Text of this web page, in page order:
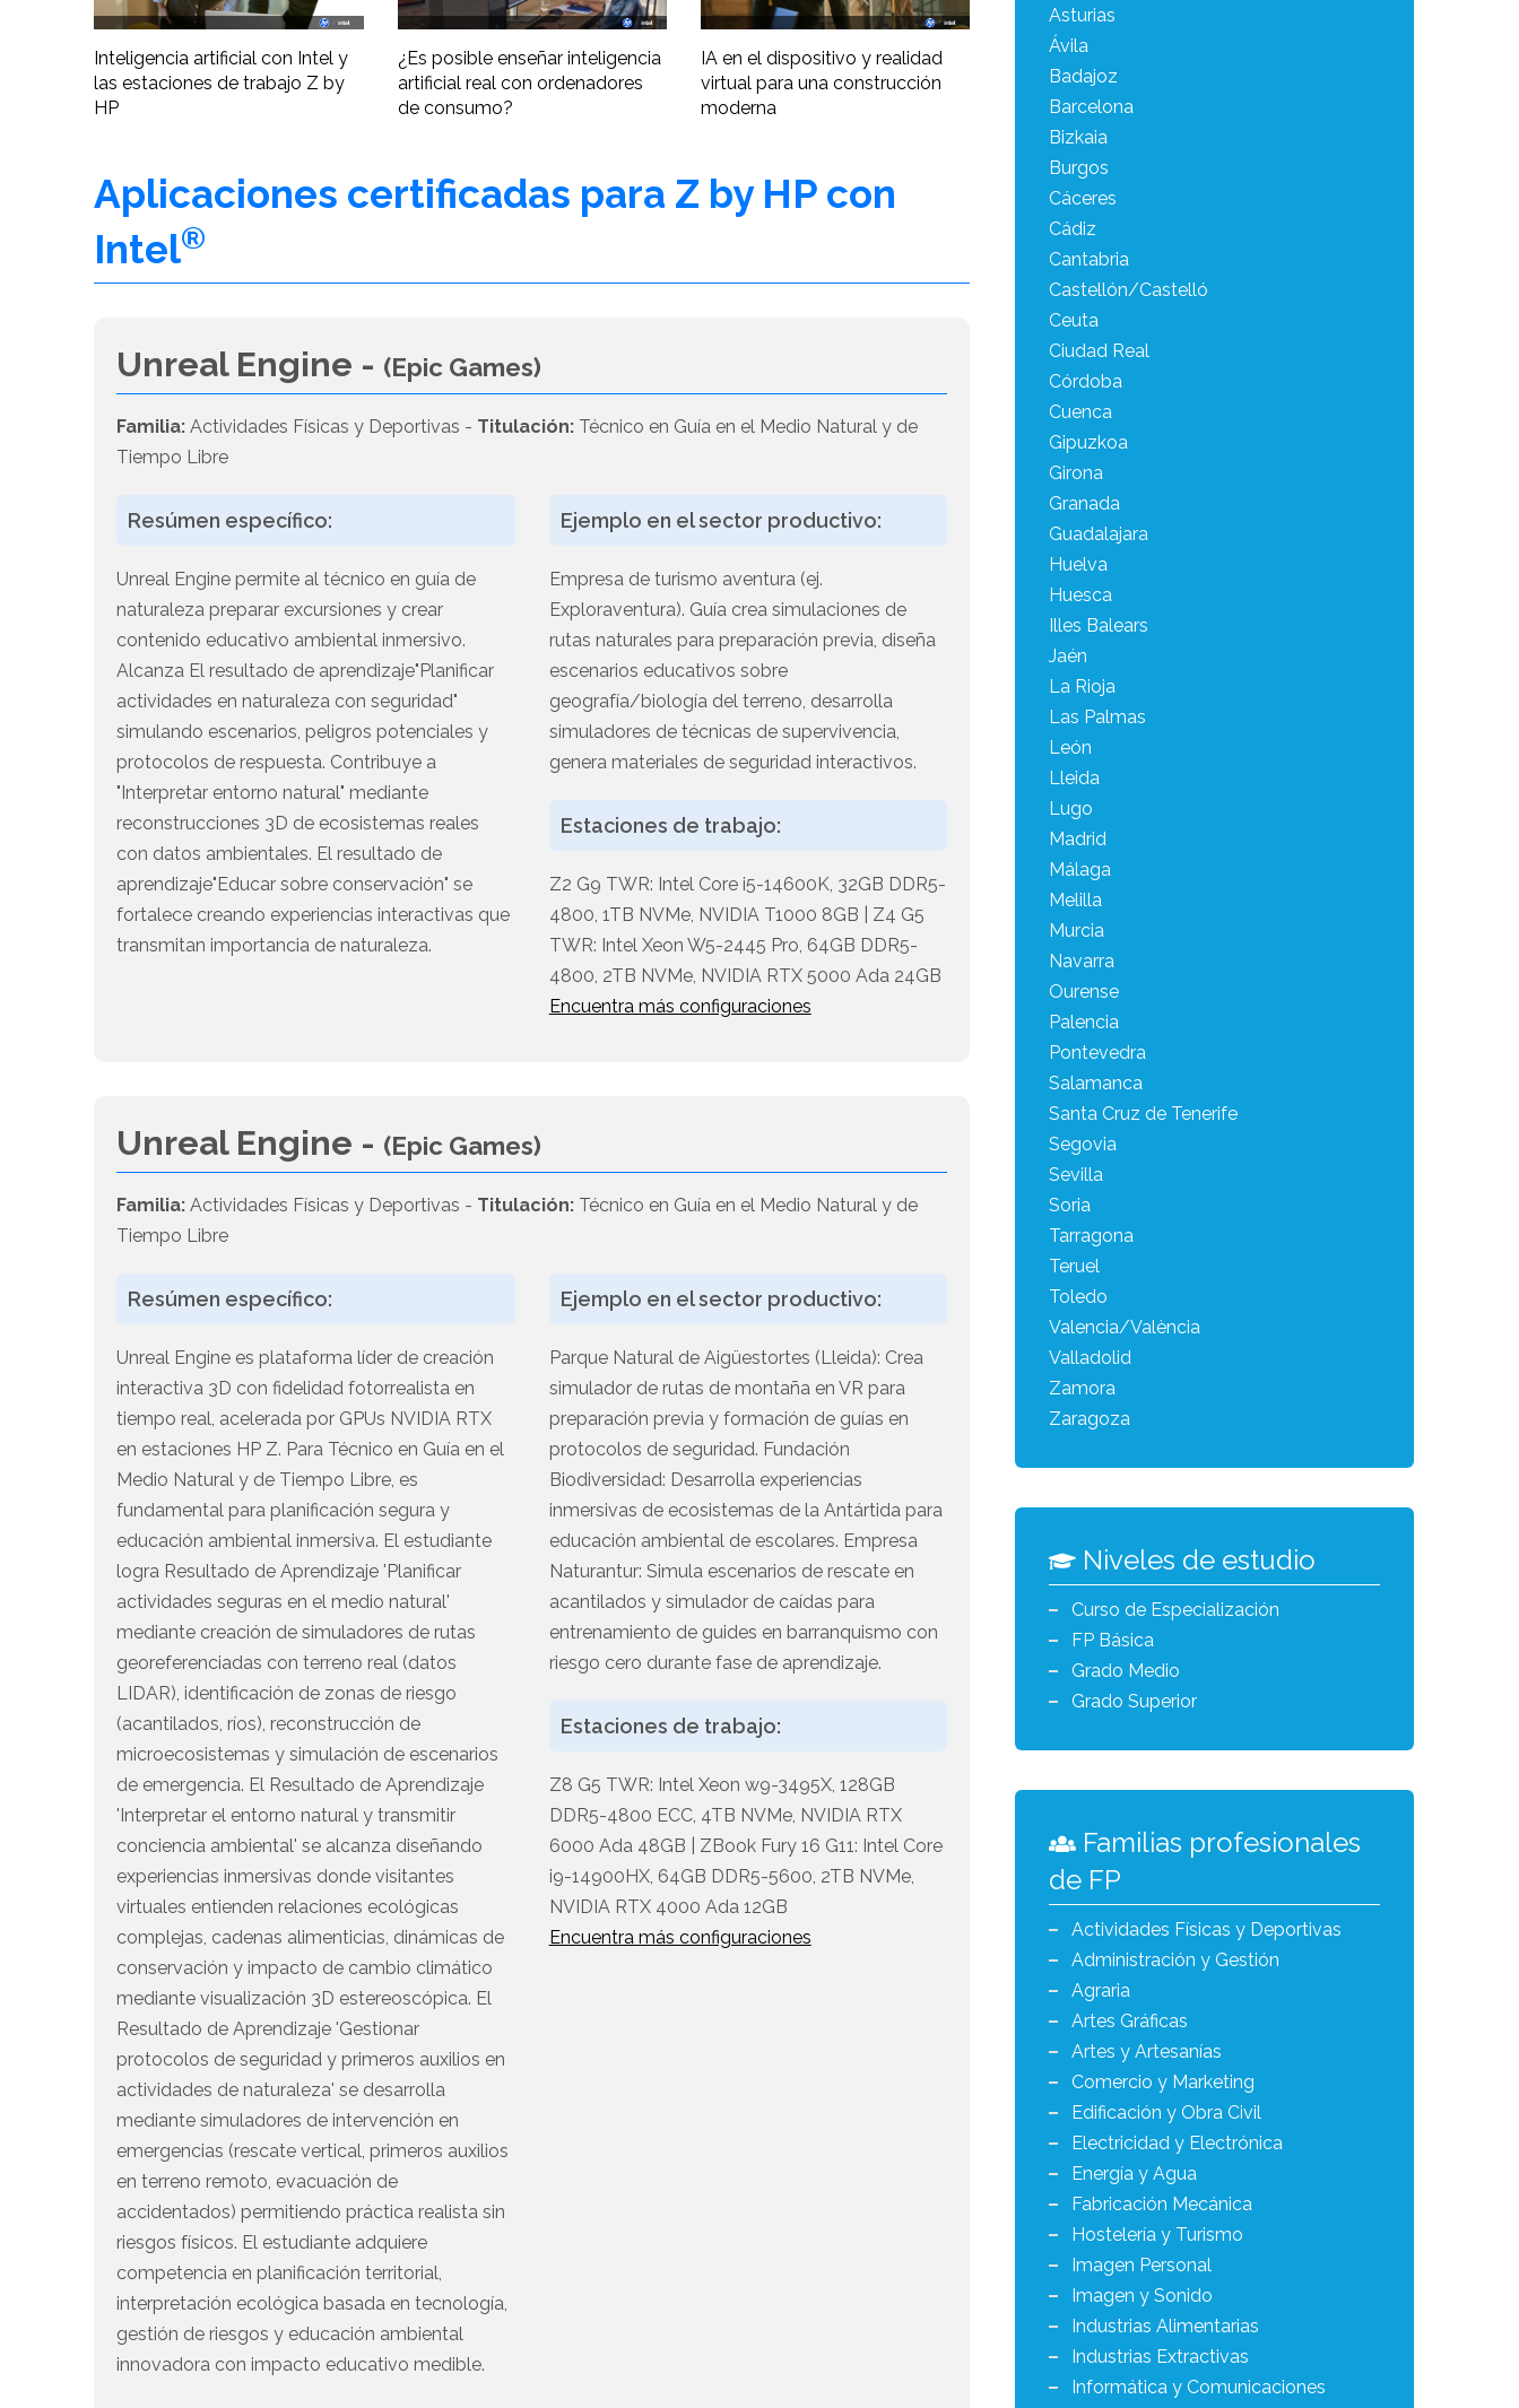
Inteligencia artificial con Intel y
las estaciones de trabajo Z by
HP
¿Es posible enseñar inteligencia
artificial real con ordenadores
de consumo?
IA en el dispositivo y realidad
virtual para una construcción
moderna
Aplicaciones certificadas para Z by HP con
Intel®
Unreal Engine - (Epic Games)
Familia: Actividades Físicas y Deportivas - Titulación: Técnico en Guía en el Medio Natural y de
Tiempo Libre
Resúmen específico:
Unreal Engine permite al técnico en guía de
naturaleza preparar excursiones y crear
contenido educativo ambiental inmersivo.
Alcanza El resultado de aprendizaje"Planificar
actividades en naturaleza con seguridad"
simulando escenarios, peligros potenciales y
protocolos de respuesta. Contribuye a
"Interpretar entorno natural" mediante
reconstrucciones 3D de ecosistemas reales
con datos ambientales. El resultado de
aprendizaje"Educar sobre conservación" se
fortalece creando experiencias interactivas que
transmitan importancia de naturaleza.
Ejemplo en el sector productivo:
Empresa de turismo aventura (ej.
Exploraventura). Guía crea simulaciones de
rutas naturales para preparación previa, diseña
escenarios educativos sobre
geografía/biología del terreno, desarrolla
simuladores de técnicas de supervivencia,
genera materiales de seguridad interactivos.
Estaciones de trabajo:
Z2 G9 TWR: Intel Core i5-14600K, 32GB DDR5-
4800, 1TB NVMe, NVIDIA T1000 8GB | Z4 G5
TWR: Intel Xeon W5-2445 Pro, 64GB DDR5-
4800, 2TB NVMe, NVIDIA RTX 5000 Ada 24GB
Encuentra más configuraciones
Unreal Engine - (Epic Games)
Familia: Actividades Físicas y Deportivas - Titulación: Técnico en Guía en el Medio Natural y de
Tiempo Libre
Resúmen específico:
Unreal Engine es plataforma líder de creación
interactiva 3D con fidelidad fotorrealista en
tiempo real, acelerada por GPUs NVIDIA RTX
en estaciones HP Z. Para Técnico en Guía en el
Medio Natural y de Tiempo Libre, es
fundamental para planificación segura y
educación ambiental inmersiva. El estudiante
logra Resultado de Aprendizaje 'Planificar
actividades seguras en el medio natural'
mediante creación de simuladores de rutas
georeferenciadas con terreno real (datos
LIDAR), identificación de zonas de riesgo
(acantilados, ríos), reconstrucción de
microecosistemas y simulación de escenarios
de emergencia. El Resultado de Aprendizaje
'Interpretar el entorno natural y transmitir
conciencia ambiental' se alcanza diseñando
experiencias inmersivas donde visitantes
virtuales entienden relaciones ecológicas
complejas, cadenas alimenticias, dinámicas de
conservación y impacto de cambio climático
mediante visualización 3D estereoscópica. El
Resultado de Aprendizaje 'Gestionar
protocolos de seguridad y primeros auxilios en
actividades de naturaleza' se desarrolla
mediante simuladores de intervención en
emergencias (rescate vertical, primeros auxilios
en terreno remoto, evacuación de
accidentados) permitiendo práctica realista sin
riesgos físicos. El estudiante adquiere
competencia en planificación territorial,
interpretación ecológica basada en tecnología,
gestión de riesgos y educación ambiental
innovadora con impacto educativo medible.
Ejemplo en el sector productivo:
Parque Natural de Aigüestortes (Lleida): Crea
simulador de rutas de montaña en VR para
preparación previa y formación de guías en
protocolos de seguridad. Fundación
Biodiversidad: Desarrolla experiencias
inmersivas de ecosistemas de la Antártida para
educación ambiental de escolares. Empresa
Naturantur: Simula escenarios de rescate en
acantilados y simulador de caídas para
entrenamiento de guides en barranquismo con
riesgo cero durante fase de aprendizaje.
Estaciones de trabajo:
Z8 G5 TWR: Intel Xeon w9-3495X, 128GB
DDR5-4800 ECC, 4TB NVMe, NVIDIA RTX
6000 Ada 48GB | ZBook Fury 16 G11: Intel Core
i9-14900HX, 64GB DDR5-5600, 2TB NVMe,
NVIDIA RTX 4000 Ada 12GB
Encuentra más configuraciones
Asturias
Ávila
Badajoz
Barcelona
Bizkaia
Burgos
Cáceres
Cádiz
Cantabria
Castellón/Castelló
Ceuta
Ciudad Real
Córdoba
Cuenca
Gipuzkoa
Girona
Granada
Guadalajara
Huelva
Huesca
Illes Balears
Jaén
La Rioja
Las Palmas
León
Lleida
Lugo
Madrid
Málaga
Melilla
Murcia
Navarra
Ourense
Palencia
Pontevedra
Salamanca
Santa Cruz de Tenerife
Segovia
Sevilla
Soria
Tarragona
Teruel
Toledo
Valencia/València
Valladolid
Zamora
Zaragoza
Niveles de estudio
Curso de Especialización
FP Básica
Grado Medio
Grado Superior
Familias profesionales
de FP
Actividades Físicas y Deportivas
Administración y Gestión
Agraria
Artes Gráficas
Artes y Artesanías
Comercio y Marketing
Edificación y Obra Civil
Electricidad y Electrónica
Energía y Agua
Fabricación Mecánica
Hostelería y Turismo
Imagen Personal
Imagen y Sonido
Industrias Alimentarias
Industrias Extractivas
Informática y Comunicaciones